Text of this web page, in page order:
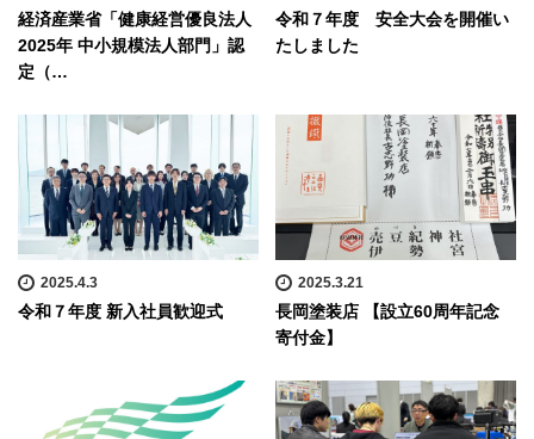
経済産業省「健康経営優良法人
2025年 中小規模法人部門」認
定（…
令和７年度 安全大会を開催い
たしました
2025.4.3
令和７年度 新入社員歓迎式
2025.3.21
長岡塗装店 【設立60周年記念
寄付金】